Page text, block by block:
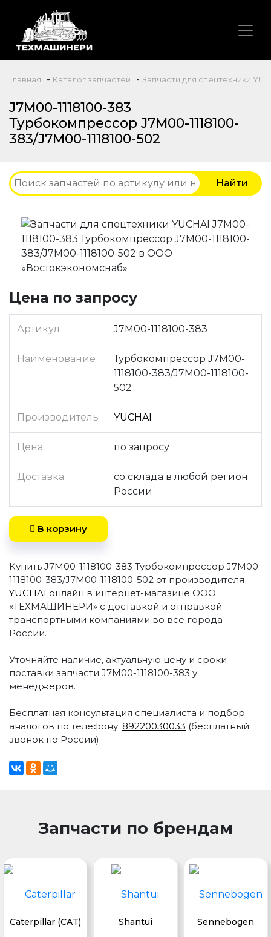
Главная - Каталог запчастей - Запчасти для спецтехники
J7M00-1118100-383
Турбокомпрессор J7M00-1118100-
383/J7M00-1118100-502
Цена по запросу
Артикул J7M00-1118100-383
Наименование
Турбокомпрессор J7M00-
1118100-383/J7M00-1118100-
502
Производитель YUCHAI
Цена по запросу
Доставка
со склада в любой регион
России
В корзину
Купить J7M00-1118100-383 Турбокомпрессор J7M00-
1118100-383/J7M00-1118100-502 от производителя
YUCHAI онлайн в интернет-магазине ООО
«ТЕХМАШИНЕРИ» с доставкой и отправкой
транспортными компаниями во все города
России.
Уточняйте наличие, актуальную цену и сроки
поставки запчасти J7M00-1118100-383 у
менеджеров.
Бесплатная консультация специалиста и подбор
аналогов по телефону: 89220030033 (бесплатный
звонок по России).
Запчасти по брендам
Caterpillar (CAT) Shantui Sennebogen